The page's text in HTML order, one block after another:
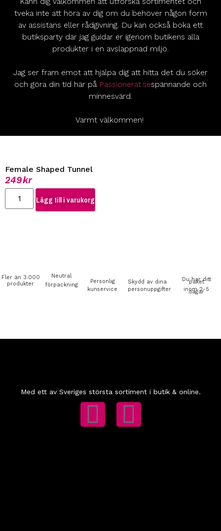
tveka inte att höra av dig om du behöver någon form
av assistans eller rådgivning. Du kan också boka ett
butiksparty där jag guidar er igenom butikens alla
produkter i en avslappnad miljö.
Jag ser fram emot att hjälpa dig att hitta det du söker
och göra din tid här på Passionerat.sespännande och
minnesvärd.
Varmt välkommen!
Female Shaped Tunnel
249kr
Lägg till i varukorg
Fler än 3.000
produkter
Neutral
förpackning
Personlig
kunservice
Skydd av dina
personuppgifter
Du har ditt
paket
inom 2-5
dagar
Med ett av Sveriges största sortiment i butik & online.